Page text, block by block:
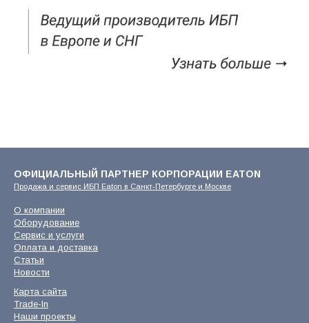
ОФИЦИАЛЬНЫЙ ПАРТНЕР КОРПОРАЦИИ EATON
Продажа и сервис ИБП Eaton в Санкт-Петербурге и Москве
О компании
Оборудование
Сервис и услуги
Оплата и доставка
Статьи
Новости
Карта сайта
Trade-In
Наши проекты